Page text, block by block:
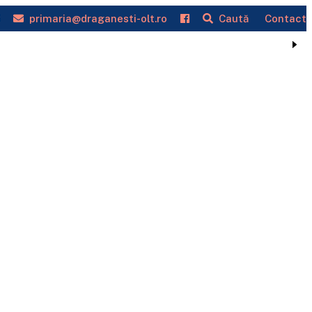
primaria@draganesti-olt.ro Caută Contact